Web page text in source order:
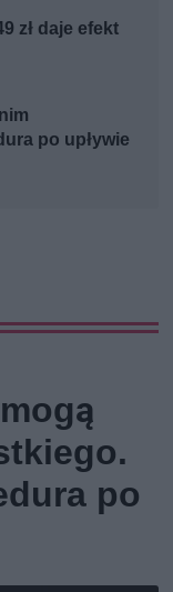
zł daje efekt
po upływie
po